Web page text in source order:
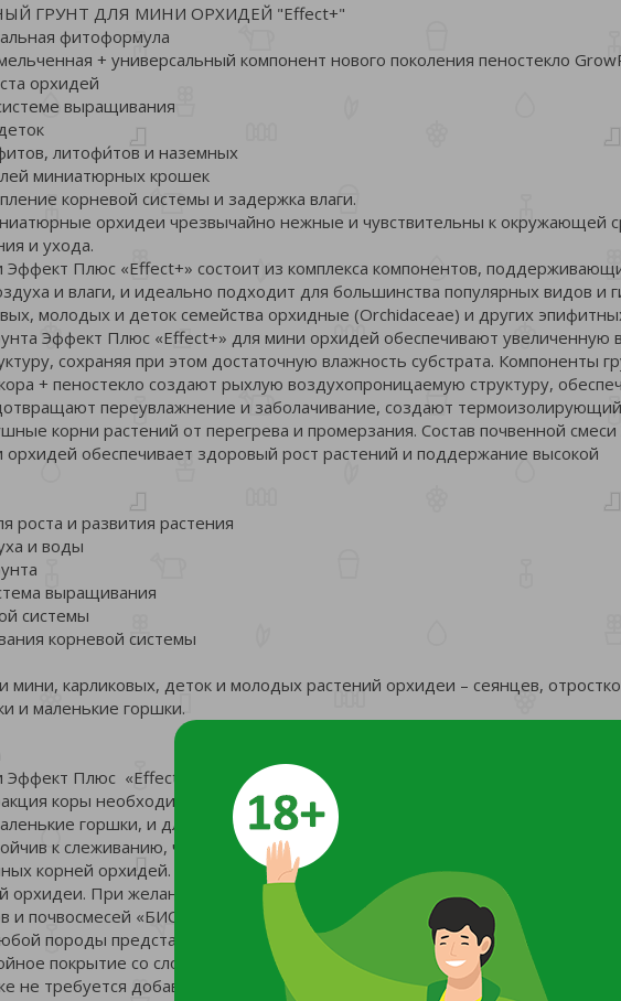
ГРУНТ ДЛЯ МИНИ ОРХИДЕЙ "Effect+"
фитоформула
+ универсальный компонент нового поколения пеностекло
орхидей
выращивания
литофи́тов и наземных
миниатюрных крошек
корневой системы и задержка влаги.
орхидеи чрезвычайно нежные и чувствительны к окружающей
и ухода.
Эффект Плюс «Effect+» состоит из комплекса компонентов,
и влаги, и идеально подходит для большинства популярных видов и
молодых и деток семейства орхидные (Orchidaceae) и других
Эффект Плюс «Effect+» для мини орхидей обеспечивают увеличенную
сохраняя при этом достаточную влажность субстрата. Компоненты
+ пеностекло создают рыхлую воздухопроницаемую структуру,
переувлажнение и заболачивание, создают
корни растений от перегрева и промерзания. Состав почвенной
обеспечивает здоровый рост растений и поддержание высокой
роста и развития растения
и воды
выращивания
системы
корневой системы
мини, карликовых, деток и молодых растений орхидеи – сеянцев,
и маленькие горшки.
Эффект Плюс «Effect+» изготовлен из коры специально отобранной
коры необходима для качественного укоренения деток и молодых
горшки, и для выращивания карликовых орхидей. Благодаря коре
к слеживанию, что является необходимым условием для развития и
корней орхидей. Сосновая кора мелкой фракции - создает воздухо
орхидеи. При желании Вы можете добавить более крупную кору из линейки
и почвосмесей «БИОАБСОЛЮТ».
породы представляет собой сложный комплекс тканей. Это непросто
покрытие со сложным химическим составом. Поэтому в правильно
не требуется добавлять плодородный грунт. Этот материал содержит все